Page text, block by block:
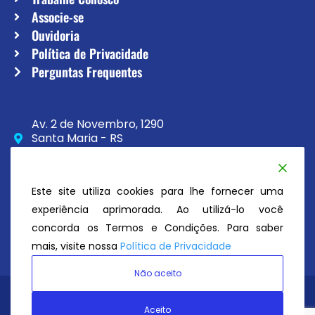
Associe-se
Ouvidoria
Política de Privacidade
Perguntas Frequentes
Av. 2 de Novembro, 1290
Santa Maria - RS
CEP 97020-230
secretaria@atc.esp.br
Este site utiliza cookies para lhe fornecer uma
experiência aprimorada. Ao utilizá-lo você
concorda os Termos e Condições. Para saber
mais, visite nossa Política de Privacidade
Não aceito
Aceito